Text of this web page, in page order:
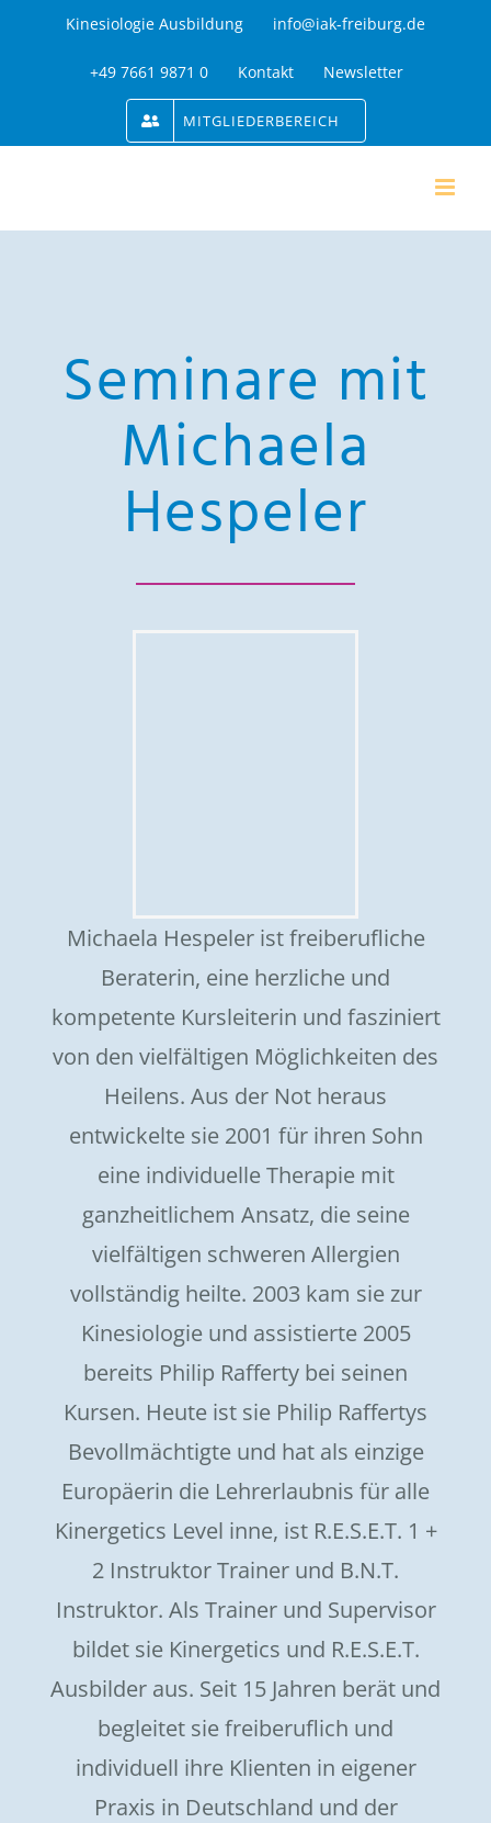
Kinesiologie Ausbildung info@iak-freiburg.de
+49 7661 9871 0 Kontakt Newsletter
MITGLIEDERBEREICH
Seminare mit
Michaela
Hespeler
Michaela Hespeler ist freiberufliche
Beraterin, eine herzliche und
kompetente Kursleiterin und fasziniert
von den vielfältigen Möglichkeiten des
Heilens. Aus der Not heraus
entwickelte sie 2001 für ihren Sohn
eine individuelle Therapie mit
ganzheitlichem Ansatz, die seine
vielfältigen schweren Allergien
vollständig heilte. 2003 kam sie zur
Kinesiologie und assistierte 2005
bereits Philip Rafferty bei seinen
Kursen. Heute ist sie Philip Raffertys
Bevollmächtigte und hat als einzige
Europäerin die Lehrerlaubnis für alle
Kinergetics Level inne, ist R.E.S.E.T. 1 +
2 Instruktor Trainer und B.N.T.
Instruktor. Als Trainer und Supervisor
bildet sie Kinergetics und R.E.S.E.T.
Ausbilder aus. Seit 15 Jahren berät und
begleitet sie freiberuflich und
individuell ihre Klienten in eigener
Praxis in Deutschland und der